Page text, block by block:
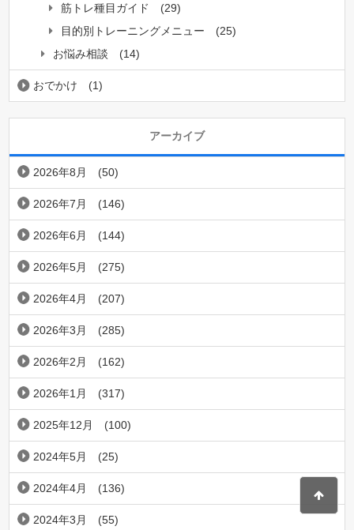
筋トレ種目ガイド
(29)
目的別トレーニングメニュー
(25)
お悩み相談
(14)
おでかけ (1)
アーカイブ
2026年8月 (50)
2026年7月 (146)
2026年6月 (144)
2026年5月 (275)
2026年4月 (207)
2026年3月 (285)
2026年2月 (162)
2026年1月 (317)
2025年12月 (100)
2024年5月 (25)
2024年4月 (136)
2024年3月 (55)